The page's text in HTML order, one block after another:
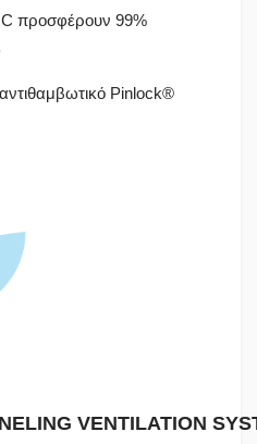
προσφέρουν 99%
Pinlock®
VENTILATION